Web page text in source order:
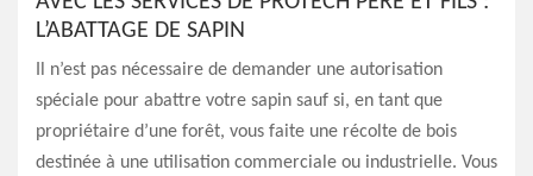
L’ABATTAGE DE SAPIN
Il n’est pas nécessaire de demander une autorisation
spéciale pour abattre votre sapin sauf si, en tant que
propriétaire d’une forêt, vous faite une récolte de bois
destinée à une utilisation commerciale ou industrielle. Vous